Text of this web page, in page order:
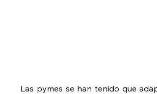
Las pymes se han tenido que